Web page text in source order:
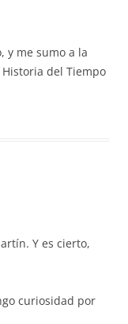
y me sumo a la
del Tiempo
Y es cierto,
curiosidad por